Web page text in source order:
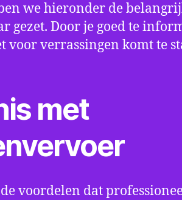
we hieronder de
gezet. Door je goed te
voor verrassingen komt te
met
voordelen dat